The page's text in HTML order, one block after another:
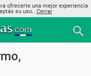
ofrecerte una mejor experiencia
su uso.. Cerrar